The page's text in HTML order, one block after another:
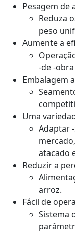
Pesagem de
Reduza
peso
Aumente a
-de -
Embalagem
Uma
Adaptar
atacado
Reduzir a
arroz.
Fácil de
Sistema